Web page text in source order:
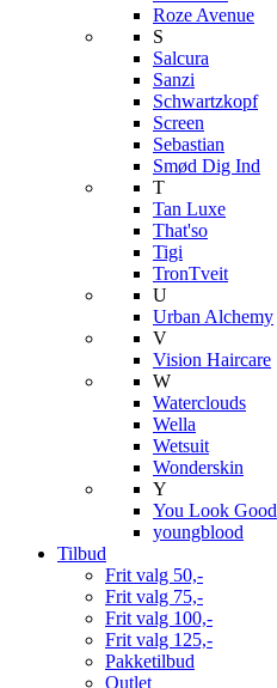
Roze Avenue
S
Salcura
Sanzi
Schwartzkopf
Screen
Sebastian
Smød Dig Ind
T
Tan Luxe
That'so
Tigi
TronTveit
U
Urban Alchemy
V
Vision Haircare
W
Waterclouds
Wella
Wetsuit
Wonderskin
Y
You Look Good
youngblood
Tilbud
Frit valg 50,-
Frit valg 75,-
Frit valg 100,-
Frit valg 125,-
Pakketilbud
Outlet